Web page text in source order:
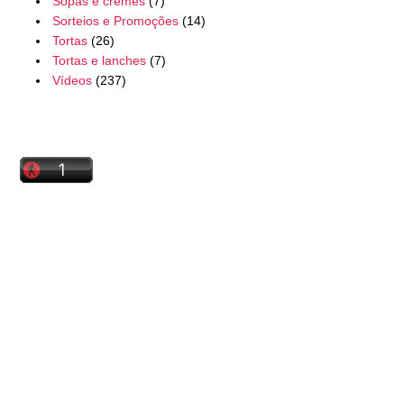
Sorteios e Promoções (14)
Tortas (26)
Tortas e lanches (7)
Vídeos (237)